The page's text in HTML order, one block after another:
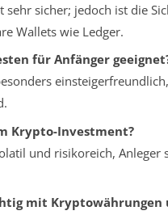
sehr sicher; jedoch ist die
Wallets wie Ledger.
für Anfänger
Krypto-Investment?
und risikoreich, Anleger
mit Kryptowährungen